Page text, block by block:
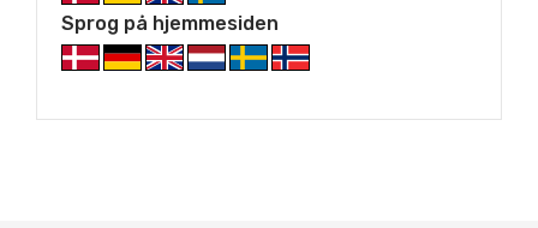
Sprog på hjemmesiden